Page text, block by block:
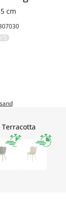
cm
5
Terracotta